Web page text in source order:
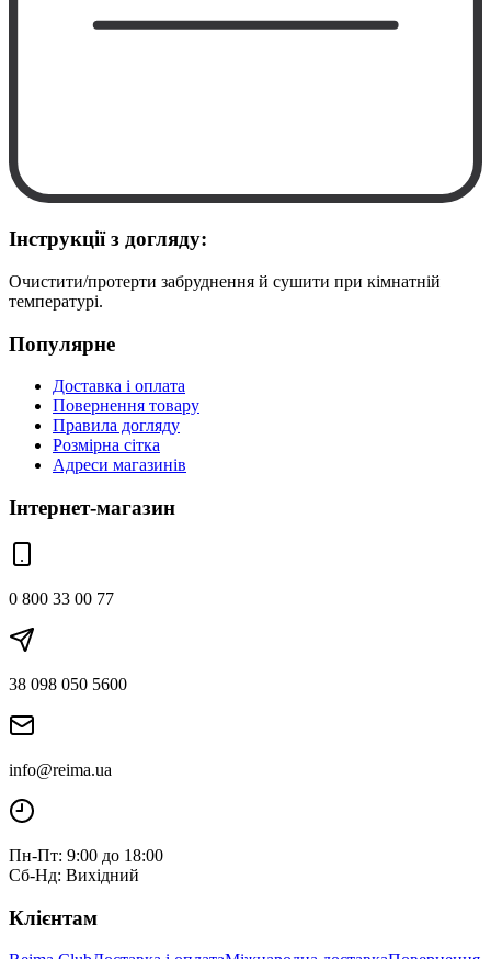
Інструкції з догляду:
Очистити/протерти забруднення й сушити при кімнатній
температурі.
Популярне
Доставка і оплата
Повернення товару
Правила догляду
Розмірна сітка
Адреси магазинів
Інтернет-магазин
0 800 33 00 77
38 098 050 5600
info@reima.ua
Пн-Пт: 9:00 до 18:00
Сб-Нд: Вихідний
Клієнтам